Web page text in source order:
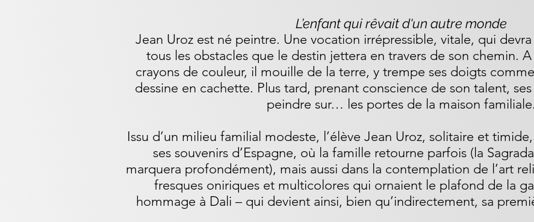
L’enfant qui rêvait d'un autre monde
Jean Uroz est né peintre. Une vocation irrépressible, vitale, qui
tous les obstacles que le destin jettera en travers de son chemin.
crayons de couleur, il mouille de la terre, y trempe ses doigts
dessine en cachette. Plus tard, prenant conscience de son talent,
peindre sur… les portes de la maison familiale.
Issu d’un milieu familial modeste, l’élève Jean Uroz, solitaire et
ses souvenirs d’Espagne, où la famille retourne parfois (la
marquera profondément), mais aussi dans la contemplation de l’art
fresques oniriques et multicolores qui ornaient le plafond de la
hommage à Dali – qui devient ainsi, bien qu’indirectement, sa